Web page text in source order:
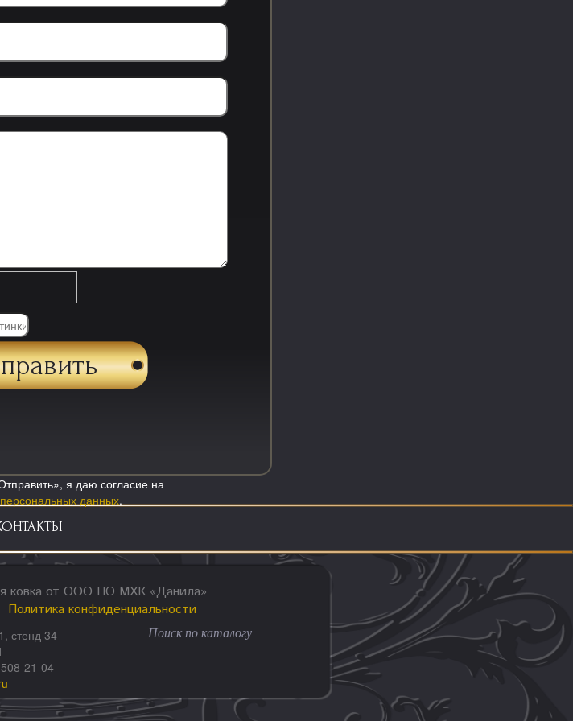
я даю согласие на
данных.
ковка от ООО ПО МХК «Данила»
Политика конфиденциальности
стенд 34
21-04